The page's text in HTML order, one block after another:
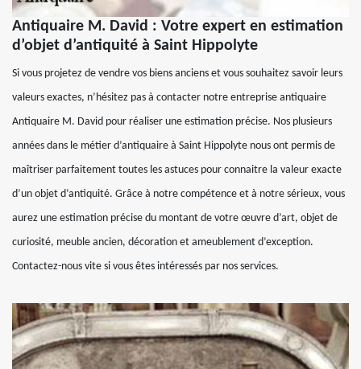
Antiquaire M. David : Votre expert en estimation
d’objet d’antiquité à Saint Hippolyte
Si vous projetez de vendre vos biens anciens et vous souhaitez savoir leurs
valeurs exactes, n’hésitez pas à contacter notre entreprise antiquaire
Antiquaire M. David pour réaliser une estimation précise. Nos plusieurs
années dans le métier d’antiquaire à Saint Hippolyte nous ont permis de
maîtriser parfaitement toutes les astuces pour connaitre la valeur exacte
d’un objet d’antiquité. Grâce à notre compétence et à notre sérieux, vous
aurez une estimation précise du montant de votre œuvre d’art, objet de
curiosité, meuble ancien, décoration et ameublement d’exception.
Contactez-nous vite si vous êtes intéressés par nos services.